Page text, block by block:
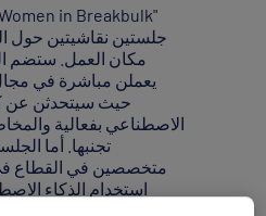
جلستين نقاشيتين حول
مكان العمل. ستضم
يعملن مباشرة في
حيث سيتحدثن عن
الاصطناعي بفعالية
تجنبها. أما
متخصصين في القطاع
استخدام الذكاء